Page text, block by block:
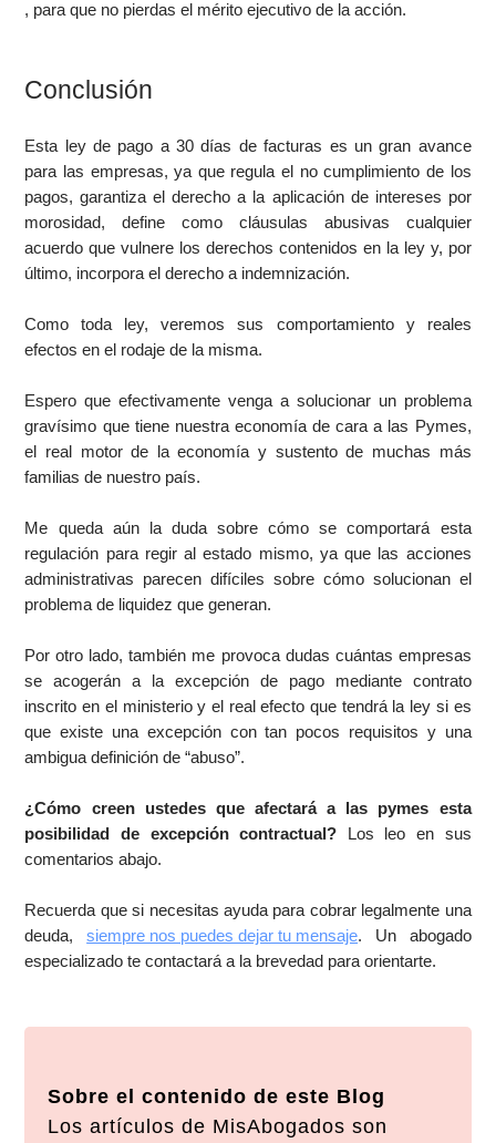
, para que no pierdas el mérito ejecutivo de la acción.
Conclusión
Esta ley de pago a 30 días de facturas es un gran avance
para las empresas, ya que regula el no cumplimiento de los
pagos, garantiza el derecho a la aplicación de intereses por
morosidad, define como cláusulas abusivas cualquier
acuerdo que vulnere los derechos contenidos en la ley y, por
último, incorpora el derecho a indemnización.
Como toda ley, veremos sus comportamiento y reales
efectos en el rodaje de la misma.
Espero que efectivamente venga a solucionar un problema
gravísimo que tiene nuestra economía de cara a las Pymes,
el real motor de la economía y sustento de muchas más
familias de nuestro país.
Me queda aún la duda sobre cómo se comportará esta
regulación para regir al estado mismo, ya que las acciones
administrativas parecen difíciles sobre cómo solucionan el
problema de liquidez que generan.
Por otro lado, también me provoca dudas cuántas empresas
se acogerán a la excepción de pago mediante contrato
inscrito en el ministerio y el real efecto que tendrá la ley si es
que existe una excepción con tan pocos requisitos y una
ambigua definición de “abuso”.
¿Cómo creen ustedes que afectará a las pymes esta
posibilidad de excepción contractual? Los leo en sus
comentarios abajo.
Recuerda que si necesitas ayuda para cobrar legalmente una
deuda,siempre nos puedes dejar tu mensaje. Un abogado
especializado te contactará a la brevedad para orientarte.
Sobre el contenido de este Blog
Los artículos de MisAbogados son